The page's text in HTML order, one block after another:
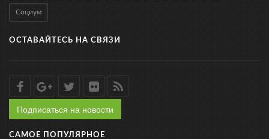
Социум
ОСТАВАЙТЕСЬ НА СВЯЗИ
Подписаться на новости
САМОЕ ПОПУЛЯРНОЕ